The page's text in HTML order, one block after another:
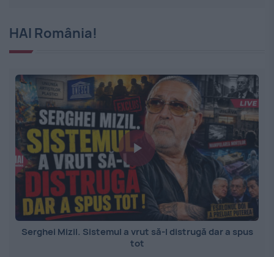
HAI România!
Serghei Mizil. Sistemul a vrut să-l distrugă dar a spus
tot